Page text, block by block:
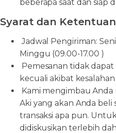
beberapa saat dan siap
Syarat dan
Jadwal Pengiriman:
Minggu (09.00-17.00 )
Pemesanan tidak
kecuali akibat
Kami mengimbau
Aki yang akan Anda
transaksi apa pun.
didiskusikan terlebih